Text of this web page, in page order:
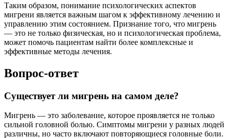
Таким образом, понимание психологических аспектов
мигрени является важным шагом к эффективному лечению и
управлению этим состоянием. Признание того, что мигрень
— это не только физическая, но и психологическая проблема,
может помочь пациентам найти более комплексные и
эффективные методы лечения.
Вопрос-ответ
Существует ли мигрень на самом деле?
Мигрень — это заболевание, которое проявляется не только
сильной головной болью. Симптомы мигрени у разных людей
различны, но часто включают повторяющиеся головные боли.